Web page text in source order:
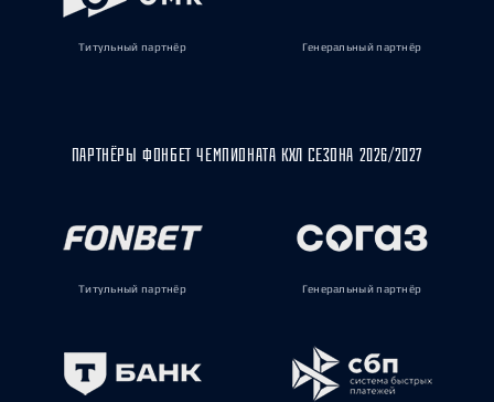
Титульный партнёр Генеральный партнёр
ПАРТНЁРЫ ФОНБЕТ ЧЕМПИОНАТА КХЛ СЕЗОНА 2026/2027
Титульный партнёр Генеральный партнёр